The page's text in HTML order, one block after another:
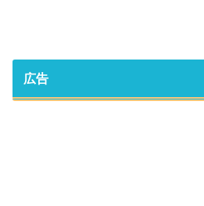
広告